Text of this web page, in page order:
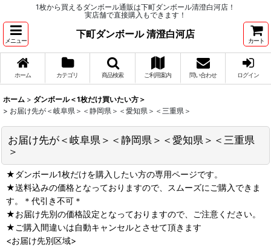
1枚から買えるダンボール通販は下町ダンボール清澄白河店！
実店舗で直接購入もできます！
メニュー
下町ダンボール 清澄白河店
カート
ホーム カテゴリ 商品検索 ご利用案内 問い合わせ ログイン
ホーム > ダンボール＜1枚だけ買いたい方＞
> お届け先が＜岐阜県＞＜静岡県＞＜愛知県＞＜三重県＞
お届け先が＜岐阜県＞＜静岡県＞＜愛知県＞＜三重県
＞
★ダンボール1枚だけを購入したい方の専用ページです。
★送料込みの価格となっておりますので、スムーズにご購入できま
す。＊代引き不可＊
★お届け先別の価格設定となっておりますので、ご注意ください。
★ご購入間違いは自動キャンセルとさせて頂きます
<お届け先別区域>